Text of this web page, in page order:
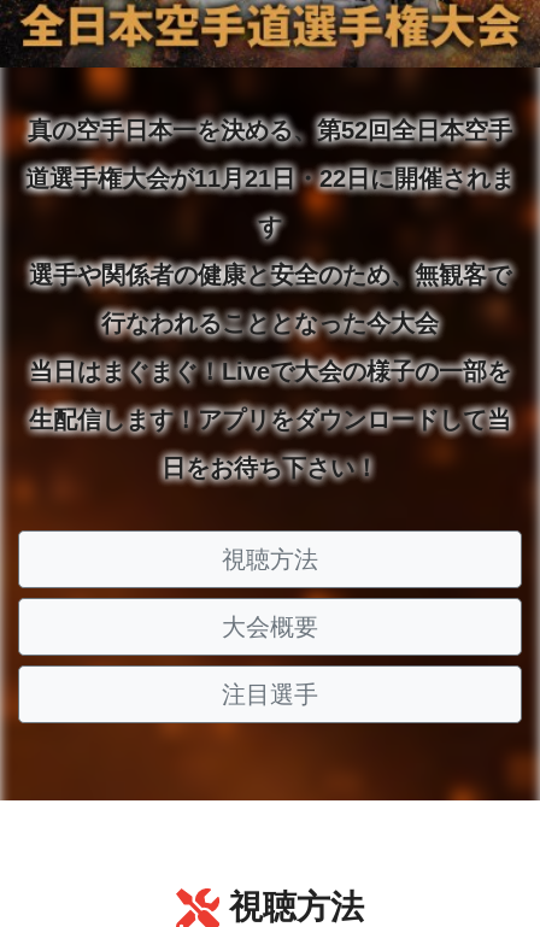
真の空手日本一を決める、第52回全日本空手
道選手権大会が11月21日・22日に開催されま
す
選手や関係者の健康と安全のため、無観客で
行なわれることとなった今大会
当日はまぐまぐ！Liveで大会の様子の一部を
生配信します！アプリをダウンロードして当
日をお待ち下さい！
視聴方法
大会概要
注目選手
視聴方法